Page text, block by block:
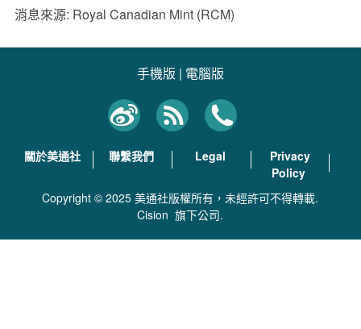
消息來源: Royal Canadian Mint (RCM)
手機版 | 電腦版
關於美通社 聯繫我們 Legal
Privacy
Policy
Copyright © 2025 美通社版權所有，未經許可不得轉載.
Cision 旗下公司.